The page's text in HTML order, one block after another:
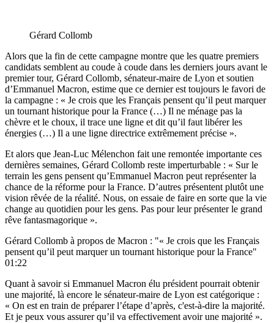
Gérard Collomb
Alors que la fin de cette campagne montre que les quatre premiers
candidats semblent au coude à coude dans les derniers jours avant le
premier tour, Gérard Collomb, sénateur-maire de Lyon et soutien
d’Emmanuel Macron, estime que ce dernier est toujours le favori de
la campagne : « Je crois que les Français pensent qu’il peut marquer
un tournant historique pour la France (…) Il ne ménage pas la
chèvre et le choux, il trace une ligne et dit qu’il faut libérer les
énergies (…) Il a une ligne directrice extrêmement précise ».
Et alors que Jean-Luc Mélenchon fait une remontée importante ces
dernières semaines, Gérard Collomb reste imperturbable : « Sur le
terrain les gens pensent qu’Emmanuel Macron peut représenter la
chance de la réforme pour la France. D’autres présentent plutôt une
vision rêvée de la réalité. Nous, on essaie de faire en sorte que la vie
change au quotidien pour les gens. Pas pour leur présenter le grand
rêve fantasmagorique ».
Gérard Collomb à propos de Macron : "« Je crois que les Français
pensent qu’il peut marquer un tournant historique pour la France"
01:22
Quant à savoir si Emmanuel Macron élu président pourrait obtenir
une majorité, là encore le sénateur-maire de Lyon est catégorique :
« On est en train de préparer l’étape d’après, c'est-à-dire la majorité.
Et je peux vous assurer qu’il va effectivement avoir une majorité ».